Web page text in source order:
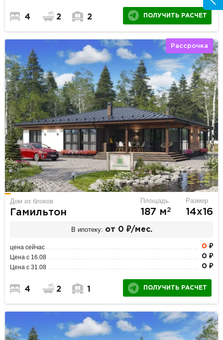
4 2 2 ПОЛУЧИТЬ РАСЧЕТ
Рассрочка
Дом из блоков
Гамильтон
Площадь
187 м2
Размер
14х16
В ипотеку: от 0 ₽/мес.
цена сейчас 0 ₽
Цена с 16.08 0 ₽
Цена с 31.08 0 ₽
4 2 1 ПОЛУЧИТЬ РАСЧЕТ